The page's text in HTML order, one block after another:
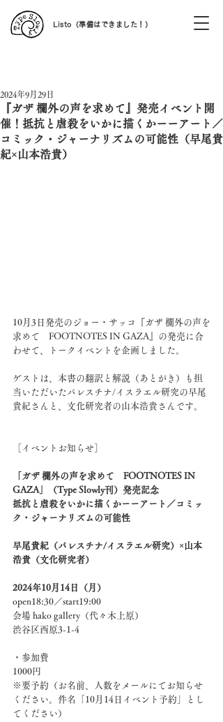
Listo（準備はできました！）
『ガザ 欄外の声を求めて』発売イベント開
催！抵抗と虐殺をいかに描くかーーアート／
コミック・ジャーナリズムの可能性（早尾貴
紀×山本浩貴）
2024年9月29日
10月3日発売のジョー・サッコ『ガザ 欄外の声を
求めて　FOOTNOTES IN GAZA』の発売に合
わせて、トークイベントを企画しました。
ゲストは、本書の翻訳と解説（あとがき）も担
当いただいたパレスチナ/イスラエル研究の早尾
貴紀さんと、文化研究者の山本浩貴さんです。
［イベントお知らせ］
「ガザ 欄外の声を求めて　FOOTNOTES IN
GAZA」（Type Slowly刊）発売記念
抵抗と虐殺をいかに描くかーーアート／コミッ
ク・ジャーナリズムの可能性
早尾貴紀（パレスチナ/イスラエル研究）×山本
浩貴（文化研究者）
2024年10月14日（月）
open18:30／start19:00
会場 hako gallery（代々木上原）
渋谷区西原3-1-4
・参加費
1000円
※要予約（お名前、人数をメールにてお知らせ
ください。件名「10月14日イベント予約」とし
てください）